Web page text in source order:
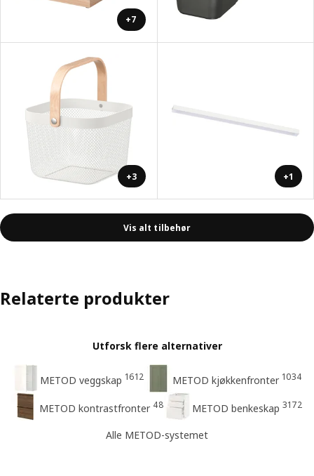
+7
+3 +1
Vis alt tilbehør
Relaterte produkter
Utforsk flere alternativer
METOD veggskap 1612 METOD kjøkkenfronter 1034
METOD kontrastfronter 48 METOD benkeskap 3172
Alle METOD-systemet